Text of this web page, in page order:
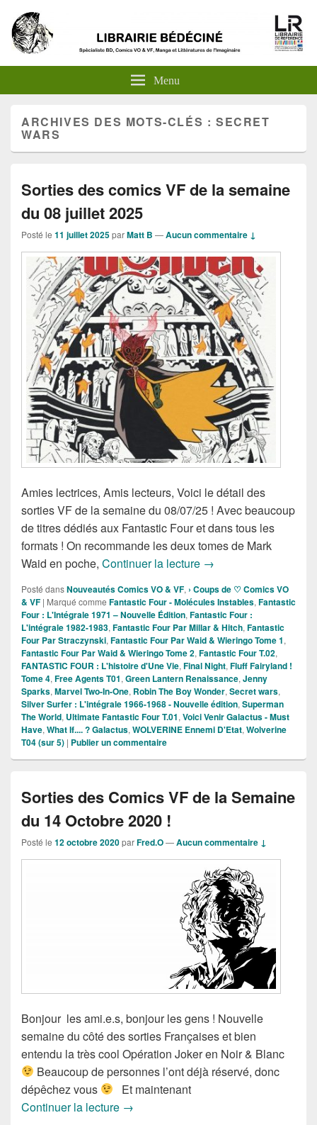
Menu
ARCHIVES DES MOTS-CLÉS :SECRET
WARS
Sorties des comics VF de la semaine
du 08 juillet 2025
Posté le 11 juillet 2025parMatt B —Aucun commentaire ↓
Amies lectrices, Amis lecteurs, Voici le détail des
sorties VF de la semaine du 08/07/25 ! Avec beaucoup
de titres dédiés aux Fantastic Four et dans tous les
formats ! On recommande les deux tomes de Mark
Waid en poche, Continuer la lecture Sorties des comics
→
Posté dansNouveautés Comics VO & VF, › Coups de ♡ Comics VO
& VF | Marqué comme Fantastic Four - Molécules Instables, Fantastic
Four : L'Intégrale 1971 – Nouvelle Édition, Fantastic Four :
L'intégrale 1982-1983, Fantastic Four Par Millar & Hitch, Fantastic
Four Par Straczynski, Fantastic Four Par Waid & Wieringo Tome 1,
Fantastic Four Par Waid & Wieringo Tome 2, Fantastic Four T.02,
FANTASTIC FOUR : L'histoire d'Une Vie, Final Night, Fluff Fairyland !
Tome 4, Free Agents T01, Green Lantern Renaissance, Jenny
Sparks, Marvel Two-In-One, Robin The Boy Wonder, Secret wars,
Silver Surfer : L'intégrale 1966-1968 - Nouvelle édition, Superman
The World, Ultimate Fantastic Four T.01, Voici Venir Galactus - Must
Have, What If.... ? Galactus, WOLVERINE Ennemi D'Etat, Wolverine
T04 (sur 5) | Publier un commentaire
Sorties des Comics VF de la Semaine
du 14 Octobre 2020 !
Posté le 12 octobre 2020parFred.O—Aucun commentaire ↓
Bonjour les ami.e.s, bonjour les gens ! Nouvelle
semaine du côté des sorties Françaises et bien
entendu la très cool Opération Joker en Noir & Blanc
Beaucoup de personnes l’ont déjà réservé, donc
dépêchez vous
Et maintenant
Continuer la lecture Sorties des Comics VF de la
→